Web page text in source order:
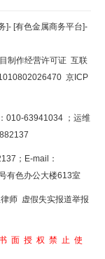
]- [有色金属商务平台]-
制作经营许可证 互联
京ICP
010-63941034 ；运维
；E-mail：
有色办公大楼613室
师 虚假失实报道举报
面授权禁止使